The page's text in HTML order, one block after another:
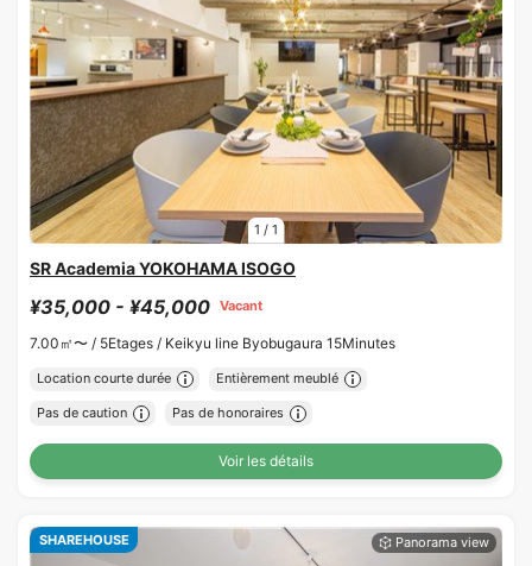
1 / 1
SR Academia YOKOHAMA ISOGO
¥35,000 - ¥45,000 Vacant
7.00㎡〜 / 5Etages / Keikyu line Byobugaura 15Minutes
Location courte durée Entièrement meublé
Pas de caution Pas de honoraires
Voir les détails
SHAREHOUSE